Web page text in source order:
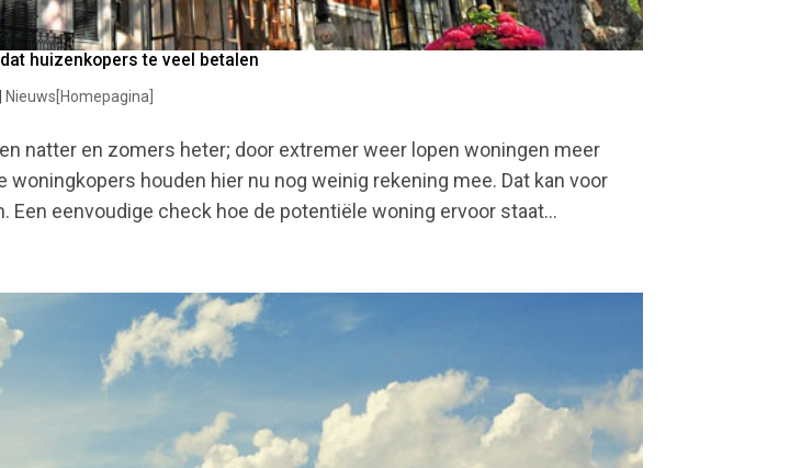
huizenkopers te veel betalen
|Nieuws[Homepagina]
natter en zomers heter; door extremer weer lopen woningen meer
woningkopers houden hier nu nog weinig rekening mee. Dat kan voor
Een eenvoudige check hoe de potentiële woning ervoor staat...